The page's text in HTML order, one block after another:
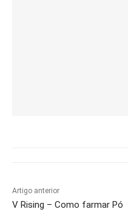
Artigo anterior
V Rising – Como farmar Pó